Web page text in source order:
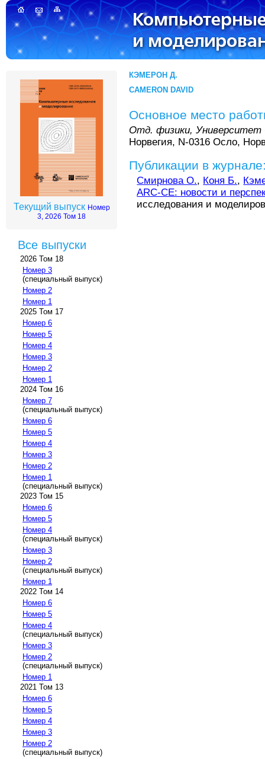
Текущий выпуск Номер
3, 2026 Том 18
Все выпуски
2026 Том 18
Номер 3
(специальный выпуск)
Номер 2
Номер 1
2025 Том 17
Номер 6
Номер 5
Номер 4
Номер 3
Номер 2
Номер 1
2024 Том 16
Номер 7
(специальный выпуск)
Номер 6
Номер 5
Номер 4
Номер 3
Номер 2
Номер 1
(специальный выпуск)
2023 Том 15
Номер 6
Номер 5
Номер 4
(специальный выпуск)
Номер 3
Номер 2
(специальный выпуск)
Номер 1
2022 Том 14
Номер 6
Номер 5
Номер 4
(специальный выпуск)
Номер 3
Номер 2
(специальный выпуск)
Номер 1
2021 Том 13
Номер 6
Номер 5
Номер 4
Номер 3
Номер 2
(специальный выпуск)
КЭМЕРОН Д.
CAMERON DAVID
Основное место
Отд. физики, Университет
Норвегия, N-0316 Осло,
Публикации в
Смирнова О., Коня Б.,
ARC-CE: новости и
исследования и